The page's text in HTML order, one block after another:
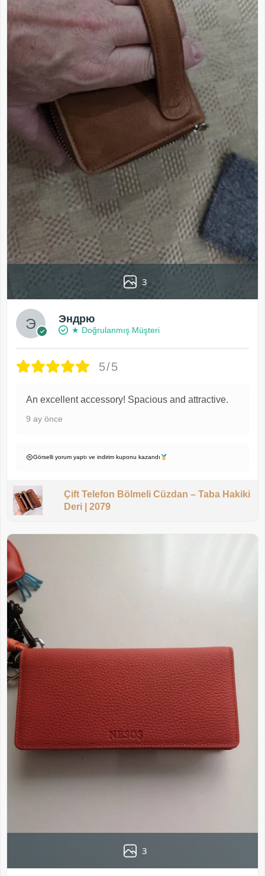
3
Эндрю
★ Doğrulanmış Müşteri
5/5
An excellent accessory! Spacious and attractive.
9 ay önce
Görselli yorum yaptı ve indirim kuponu kazandı
Çift Telefon Bölmeli Cüzdan – Taba Hakiki
Deri | 2079
3